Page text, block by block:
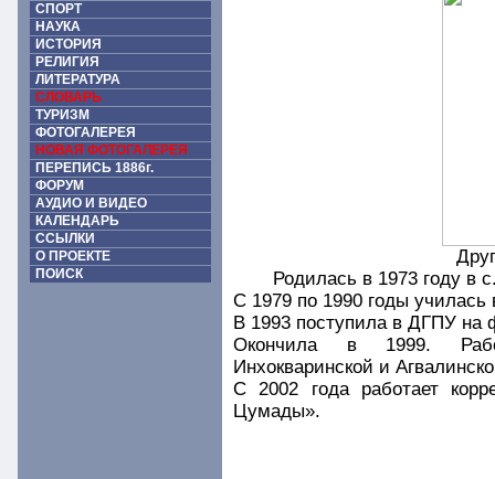
СПОРТ
НАУКА
ИСТОРИЯ
РЕЛИГИЯ
ЛИТЕРАТУРА
СЛОВАРЬ
ТУРИЗМ
ФОТОГАЛЕРЕЯ
НОВАЯ ФОТОГАЛЕРЕЯ
ПЕРЕПИСЬ 1886г.
ФОРУМ
АУДИО И ВИДЕО
КАЛЕНДАРЬ
ССЫЛКИ
О ПРОЕКТЕ
ПОИСК
Родилась в 1973 году в
С 1979 по 1990 годы училась
В 1993 поступила в ДГПУ на
Окончила в 1999.
Инхокваринской и
С 2002 года работает
Цумады».